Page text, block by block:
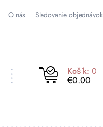
O nás Sledovanie objednávok
Košík: 0
€0.00